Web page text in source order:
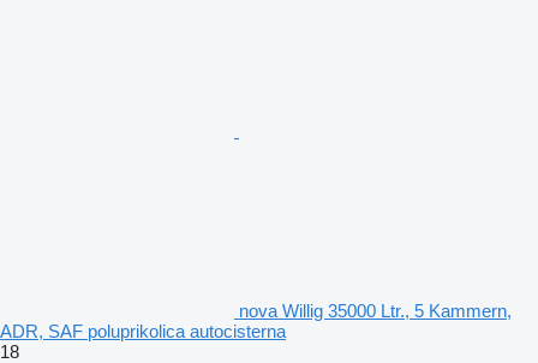
nova Willig 35000 Ltr., 5 Kammern,
ADR, SAF poluprikolica autocisterna
18